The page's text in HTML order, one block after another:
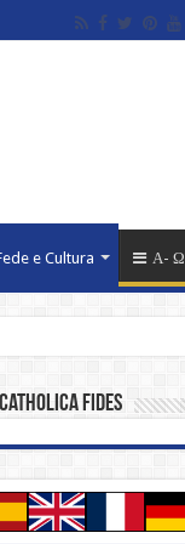
e Cultura Α- Ω
fides